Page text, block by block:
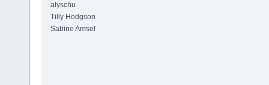
alyschu
Tilly Hodgson
Sabine Amsel